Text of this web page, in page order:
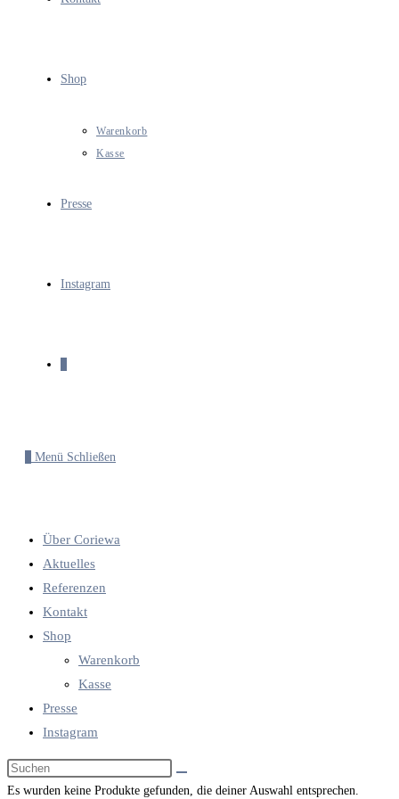
Shop
Warenkorb
Kasse
Presse
Instagram
Menü Schließen
Über Coriewa
Aktuelles
Referenzen
Kontakt
Shop
Warenkorb
Kasse
Presse
Instagram
Diese
Website
Es wurden keine Produkte gefunden, die deiner Auswahl entsprechen.